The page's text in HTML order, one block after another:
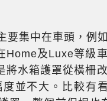
集中在車頭，例
及Luxe等級
水箱護罩從橫柵
並不大。比較有